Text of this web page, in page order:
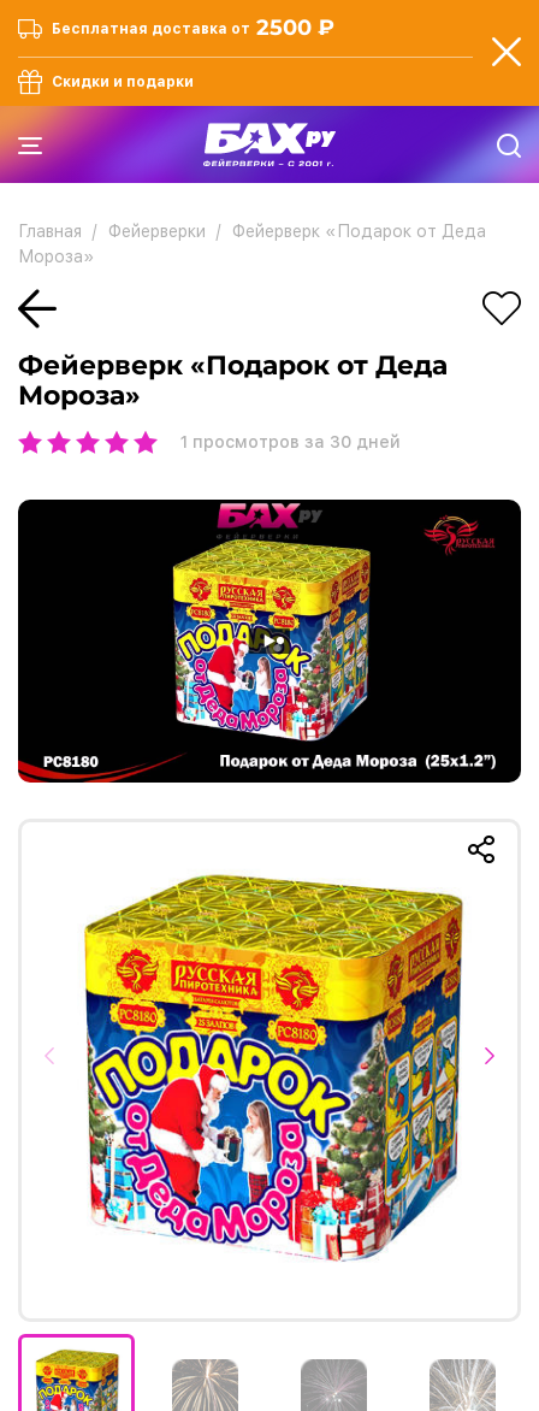
Бесплатная доставка от 2500 ₽
Скидки и подарки
Главная Фейерверки
Фейерверк «Подарок от Деда
Мороза»
Фейерверк «Подарок от Деда
Мороза»
1 просмотров за 30 дней